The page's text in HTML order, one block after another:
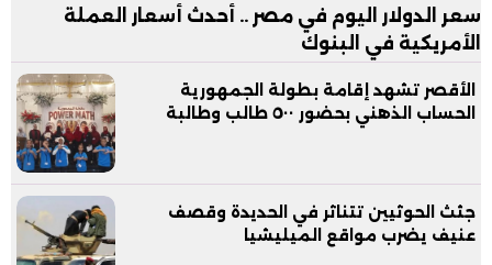
سعر الدولار اليوم في مصر .. أحدث أسعار العملة
الأمريكية في البنوك
الأقصر تشهد إقامة بطولة الجمهورية
الحساب الذهني بحضور ٥٠٠ طالب وطالبة
جثث الحوثيين تتناثر في الحديدة وقصف
عنيف يضرب مواقع الميليشيا